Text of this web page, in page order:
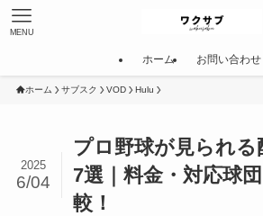
MENU
ホーム お問い合わせ
ホーム サブスク VOD Hulu
プロ野球が見られる
7選｜料金・対応球
較！
2025
6/04